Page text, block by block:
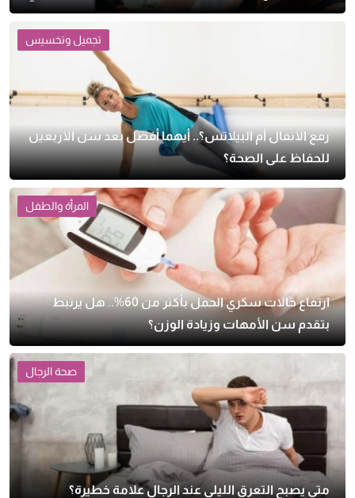
تجميل وتخسيس
رفع الأثقال أم البيلاتس؟.. أيهما أفضل بعد سن الأربعين
للحفاظ على الصحة؟
المرأة والطفل
ارتفاع حالات سكري الحمل بأكثر من 60%.. هل يرتبط
بتقدم سن الأمهات وزيادة الوزن؟
صحة الرجال
متى يصبح التعرق الليلي عند الرجال علامة خطيرة؟